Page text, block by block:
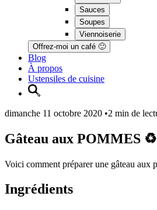
Sauces
Soupes
Viennoiserie
Offrez-moi un café 🙂
Blog
À propos
Ustensiles de cuisine
dimanche 11 octobre 2020 •2 min de
Gâteau aux POMMES
Voici comment préparer une gâteau aux
Ingrédients